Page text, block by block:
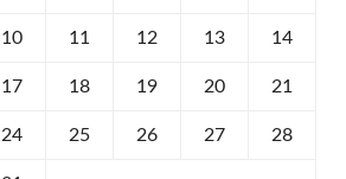
10 11 12 13 14
17 18 19 20 21
24 25 26 27 28